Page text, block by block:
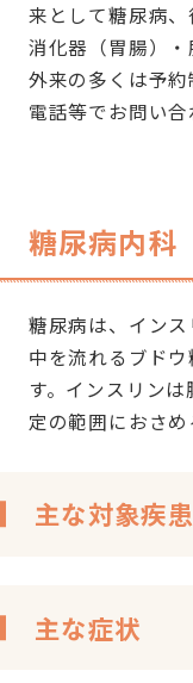
来として糖尿病、
消化器（胃腸）
外来の多くは予
電話等でお問い合
糖尿病内科
糖尿病は、イン
中を流れるブド
す。インスリン
定の範囲におさめ
主な対象疾患
主な症状